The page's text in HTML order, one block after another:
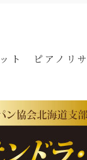
ット ピアノ
札